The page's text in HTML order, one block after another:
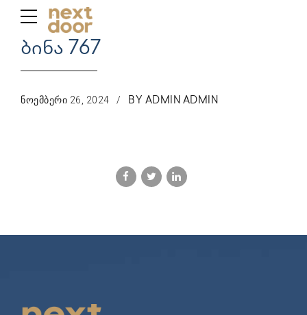
ბინა 767
ᲜᲝᲔᲛᲑᲔᲠᲘ 26, 2024 BY ADMIN ADMIN